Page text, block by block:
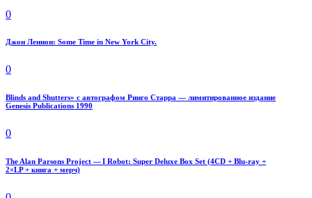
0
Джон Леннон: Some Time in New York City.
0
Blinds and Shutters» с автографом Ринго Старра — лимитированное издание
Genesis Publications 1990
0
The Alan Parsons Project — I Robot: Super Deluxe Box Set (4CD + Blu-ray +
2×LP + книга + мерч)